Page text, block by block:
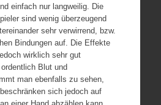
einfach nur langweilig. Die
sind wenig überzeugend
sehr verwirrend, bzw.
Bindungen auf. Die Effekte
wirklich sehr gut
Blut und
man ebenfalls zu sehen,
sich jedoch auf
einer Hand abzählen kann.